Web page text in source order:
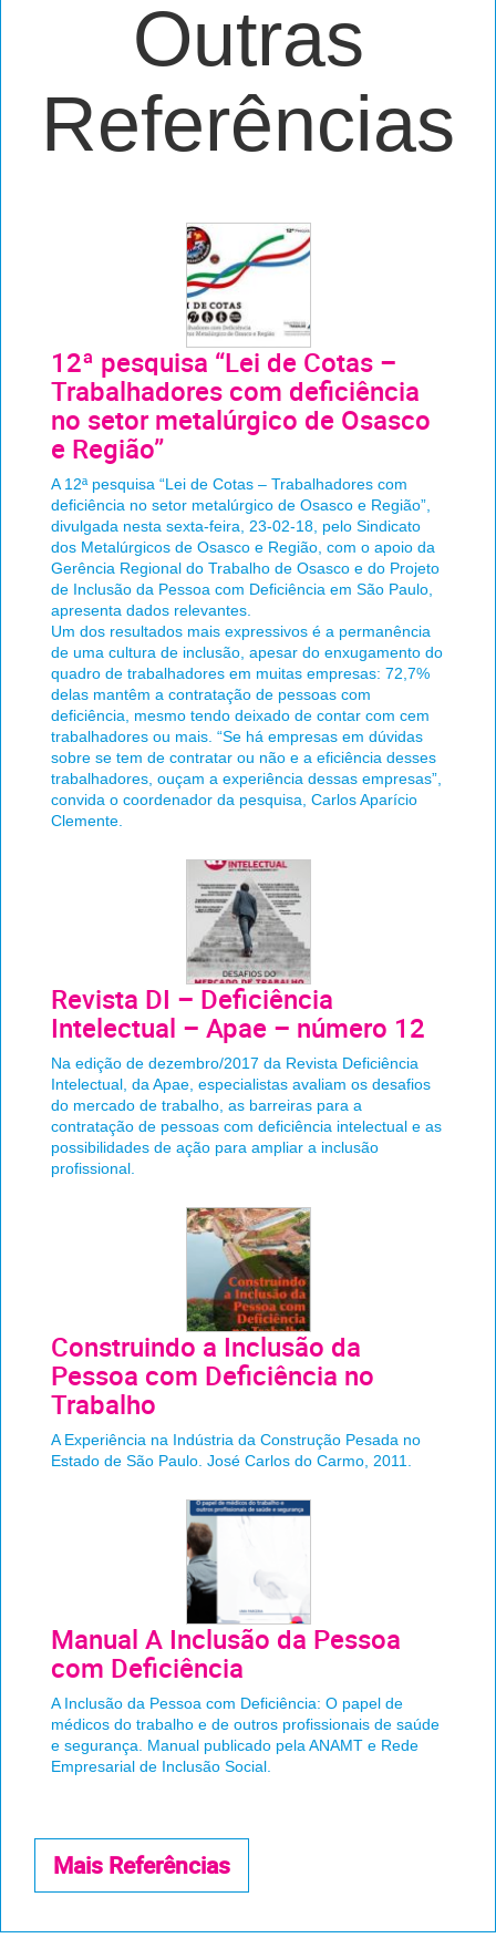
Outras
Referências
12ª pesquisa “Lei de Cotas –
Trabalhadores com deficiência
no setor metalúrgico de Osasco
e Região”
A 12ª pesquisa “Lei de Cotas – Trabalhadores com
deficiência no setor metalúrgico de Osasco e Região”,
divulgada nesta sexta-feira, 23-02-18, pelo Sindicato
dos Metalúrgicos de Osasco e Região, com o apoio da
Gerência Regional do Trabalho de Osasco e do Projeto
de Inclusão da Pessoa com Deficiência em São Paulo,
apresenta dados relevantes.
Um dos resultados mais expressivos é a permanência
de uma cultura de inclusão, apesar do enxugamento do
quadro de trabalhadores em muitas empresas: 72,7%
delas mantêm a contratação de pessoas com
deficiência, mesmo tendo deixado de contar com cem
trabalhadores ou mais. “Se há empresas em dúvidas
sobre se tem de contratar ou não e a eficiência desses
trabalhadores, ouçam a experiência dessas empresas”,
convida o coordenador da pesquisa, Carlos Aparício
Clemente.
Revista DI – Deficiência
Intelectual – Apae – número 12
Na edição de dezembro/2017 da Revista Deficiência
Intelectual, da Apae, especialistas avaliam os desafios
do mercado de trabalho, as barreiras para a
contratação de pessoas com deficiência intelectual e as
possibilidades de ação para ampliar a inclusão
profissional.
Construindo a Inclusão da
Pessoa com Deficiência no
Trabalho
A Experiência na Indústria da Construção Pesada no
Estado de São Paulo. José Carlos do Carmo, 2011.
Manual A Inclusão da Pessoa
com Deficiência
A Inclusão da Pessoa com Deficiência: O papel de
médicos do trabalho e de outros profissionais de saúde
e segurança. Manual publicado pela ANAMT e Rede
Empresarial de Inclusão Social.
Mais Referências